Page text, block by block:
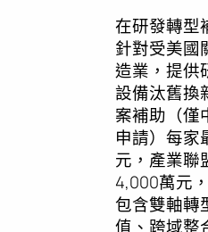
在研發轉型
針對受美國
造業，提供
設備汰舊換
案補助（僅
申請）每家
元，產業聯
4,000萬元
包含雙軸轉
值、跨域整